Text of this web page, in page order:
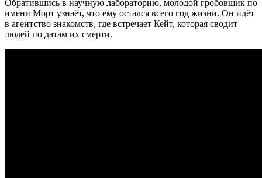
Обратившись в научную лабораторию, молодой гробовщик по
имени Морт узнаёт, что ему остался всего год жизни. Он идёт
в агентство знакомств, где встречает Кейт, которая сводит
людей по датам их смерти.